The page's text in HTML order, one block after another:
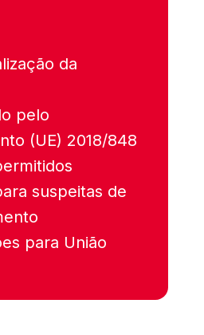
da
pelo
(UE) 2018/848
suspeitas de
para União